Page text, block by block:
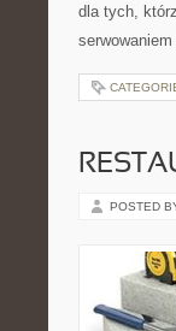
dla tych,
POSTED